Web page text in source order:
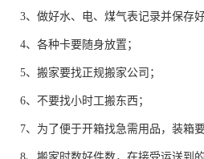
3、做好水、电、煤气表记录并保存
4、各种卡要随身放置；
5、搬家要找正规搬家公司；
6、不要找小时工搬东西；
7、为了便于开箱找急需用品，装箱